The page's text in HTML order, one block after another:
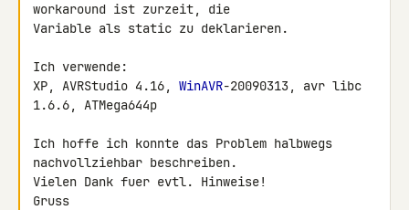
workaround ist zurzeit, die
Variable als static zu deklarieren.
Ich verwende:
XP, AVRStudio 4.16, WinAVR-20090313, avr libc
1.6.6, ATMega644p
Ich hoffe ich konnte das Problem halbwegs
nachvollziehbar beschreiben.
Vielen Dank fuer evtl. Hinweise!
Gruss